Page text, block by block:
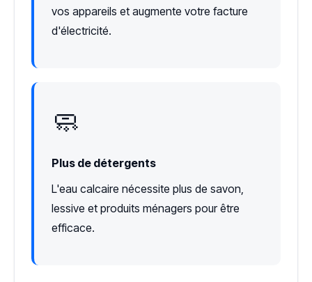
vos appareils et augmente votre facture
d'électricité.
🧼
Plus de détergents
L'eau calcaire nécessite plus de savon,
lessive et produits ménagers pour être
efficace.